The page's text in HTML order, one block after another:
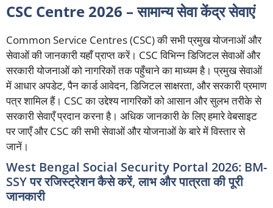
CSC Centre 2026 – सामान्य सेवा केंद्र सेवाएं
Common Service Centres (CSC) की सभी प्रमुख योजनाओं और
सेवाओं की जानकारी यहाँ प्राप्त करें। CSC विभिन्न डिजिटल सेवाओं और
सरकारी योजनाओं को नागरिकों तक पहुँचाने का माध्यम है। प्रमुख सेवाओं
में आधार अपडेट, पैन कार्ड आवेदन, डिजिटल साक्षरता, और सरकारी प्रमाण
पत्र शामिल हैं। CSC का उद्देश्य नागरिकों को आसान और सुलभ तरीके से
सरकारी सेवाएँ प्रदान करना है। अधिक जानकारी के लिए हमारे वेबसाइट
पर जाएँ और CSC की सभी सेवाओं और योजनाओं के बारे में विस्तार से
जानें।
West Bengal Social Security Portal 2026: BM-
SSY पर रजिस्ट्रेशन कैसे करें, लाभ और पात्रता की पूरी
जानकारी